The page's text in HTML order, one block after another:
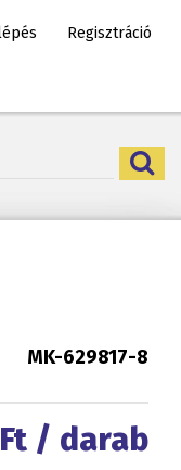
Regisztráció
MK-629817-8
Ft / darab